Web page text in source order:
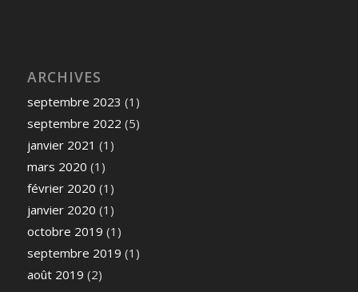
ARCHIVES
septembre 2023 (1)
septembre 2022 (5)
janvier 2021 (1)
mars 2020 (1)
février 2020 (1)
janvier 2020 (1)
octobre 2019 (1)
septembre 2019 (1)
août 2019 (2)